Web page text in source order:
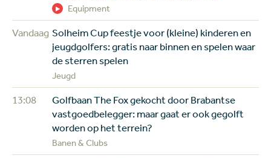
Equipment
Vandaag Solheim Cup feestje voor (kleine) kinderen en
jeugdgolfers: gratis naar binnen en spelen waar
de sterren spelen
Jeugd
13:08
Golfbaan The Fox gekocht door Brabantse
vastgoedbelegger: maar gaat er ook gegolft
worden op het terrein?
Banen & Clubs